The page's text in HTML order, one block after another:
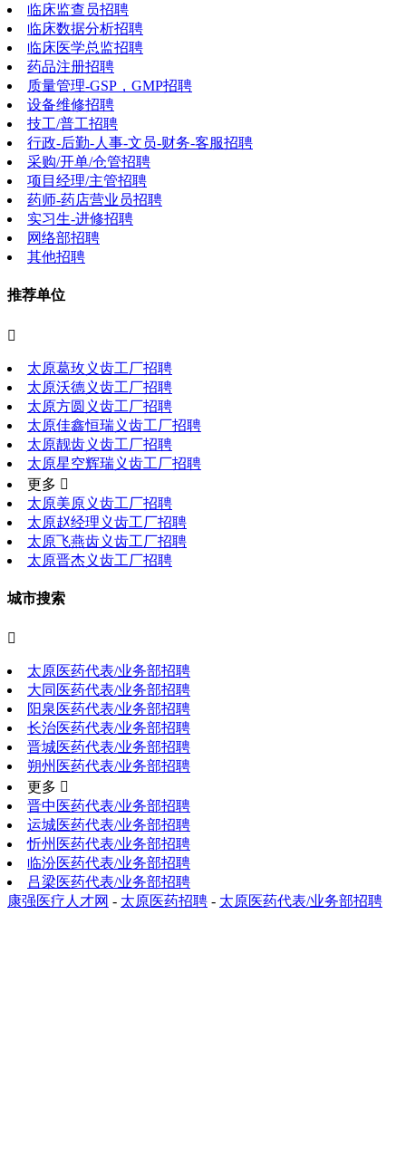
临床监查员招聘
临床数据分析招聘
临床医学总监招聘
药品注册招聘
质量管理-GSP，GMP招聘
设备维修招聘
技工/普工招聘
行政-后勤-人事-文员-财务-客服招聘
采购/开单/仓管招聘
项目经理/主管招聘
药师-药店营业员招聘
实习生-进修招聘
网络部招聘
其他招聘
推荐单位

太原葛玫义齿工厂招聘
太原沃德义齿工厂招聘
太原方圆义齿工厂招聘
太原佳鑫恒瑞义齿工厂招聘
太原靓齿义齿工厂招聘
太原星空辉瑞义齿工厂招聘
更多 
太原美原义齿工厂招聘
太原赵经理义齿工厂招聘
太原飞燕齿义齿工厂招聘
太原晋杰义齿工厂招聘
城市搜索

太原医药代表/业务部招聘
大同医药代表/业务部招聘
阳泉医药代表/业务部招聘
长治医药代表/业务部招聘
晋城医药代表/业务部招聘
朔州医药代表/业务部招聘
更多 
晋中医药代表/业务部招聘
运城医药代表/业务部招聘
忻州医药代表/业务部招聘
临汾医药代表/业务部招聘
吕梁医药代表/业务部招聘
康强医疗人才网 - 太原医药招聘 - 太原医药代表/业务部招聘